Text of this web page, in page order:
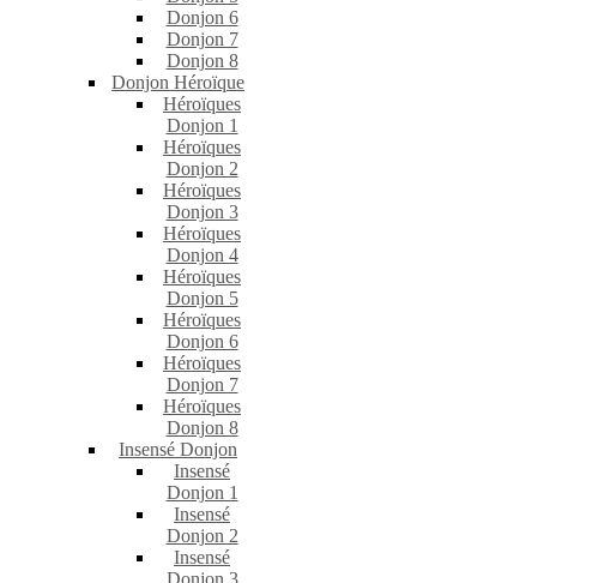
Donjon 6
Donjon 7
Donjon 8
Donjon Héroïque
Héroïques
Donjon 1
Héroïques
Donjon 2
Héroïques
Donjon 3
Héroïques
Donjon 4
Héroïques
Donjon 5
Héroïques
Donjon 6
Héroïques
Donjon 7
Héroïques
Donjon 8
Insensé Donjon
Insensé
Donjon 1
Insensé
Donjon 2
Insensé